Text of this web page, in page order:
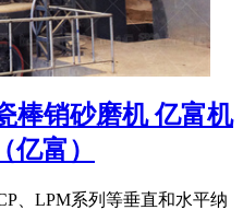
棒销砂磨机 亿富机
富）
、LPM系列等垂直和水平纳